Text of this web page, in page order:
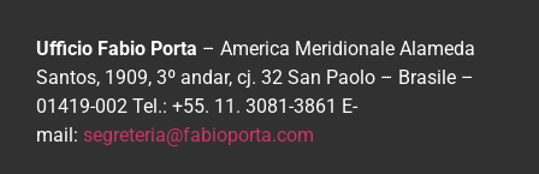
Ufficio Fabio Porta – America Meridionale Alameda
Santos, 1909, 3º andar, cj. 32 San Paolo – Brasile –
01419-002 Tel.: +55. 11. 3081-3861 E-
mail: segreteria@fabioporta.com